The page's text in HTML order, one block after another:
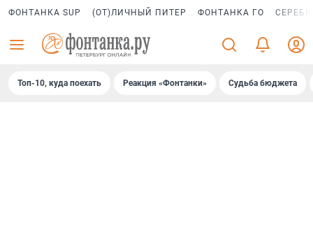
ФОНТАНКА SUP (ОТ)ЛИЧНЫЙ ПИТЕР ФОНТАНКА ГО
Топ-10, куда поехать Реакция «Фонтанки» Судьба бюджета